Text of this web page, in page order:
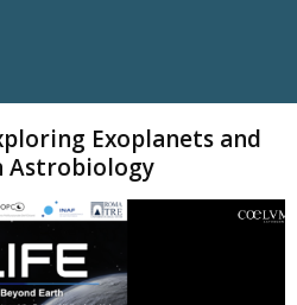
Exoplanets and
Astrobiology